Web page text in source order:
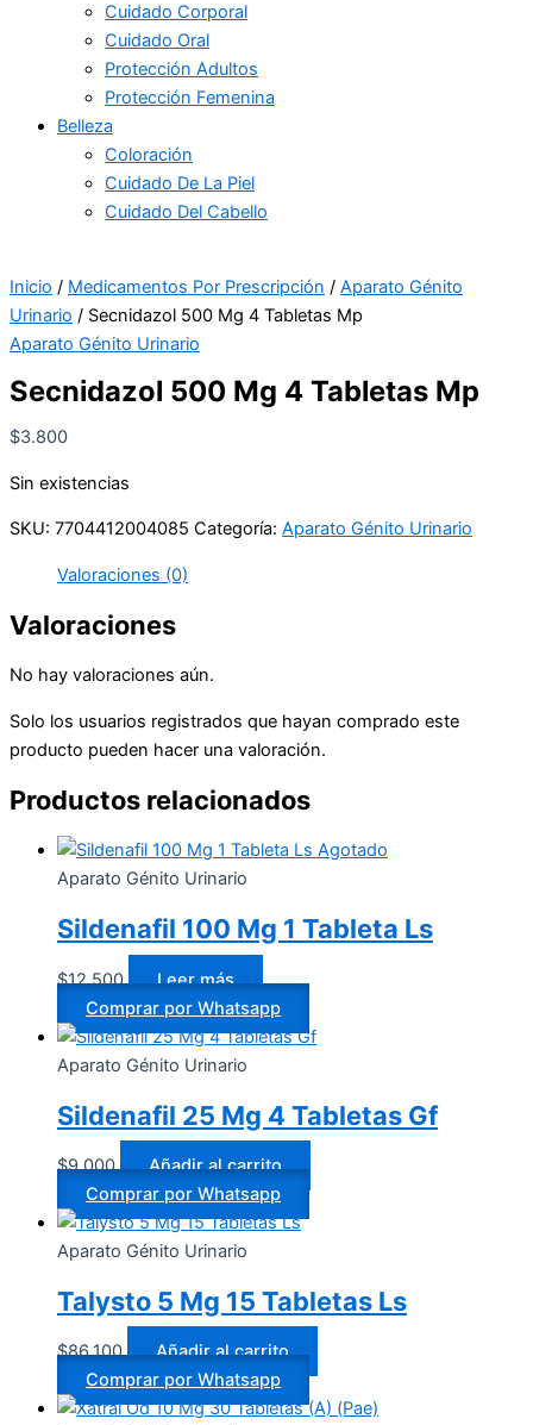
Cuidado Corporal
Cuidado Oral
Protección Adultos
Protección Femenina
Belleza
Coloración
Cuidado De La Piel
Cuidado Del Cabello
Inicio / Medicamentos Por Prescripción / Aparato Génito
Urinario / Secnidazol 500 Mg 4 Tabletas Mp
Aparato Génito Urinario
Secnidazol 500 Mg 4 Tabletas Mp
$3.800
Sin existencias
SKU: 7704412004085 Categoría: Aparato Génito Urinario
Valoraciones (0)
Valoraciones
No hay valoraciones aún.
Solo los usuarios registrados que hayan comprado este
producto pueden hacer una valoración.
Productos relacionados
Agotado
Aparato Génito Urinario
Sildenafil 100 Mg 1 Tableta Ls
$12.500
Leer más
Comprar por Whatsapp
Aparato Génito Urinario
Sildenafil 25 Mg 4 Tabletas Gf
$9.000
Añadir al carrito
Comprar por Whatsapp
Aparato Génito Urinario
Talysto 5 Mg 15 Tabletas Ls
$86.100
Añadir al carrito
Comprar por Whatsapp